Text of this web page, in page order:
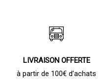
LIVRAISON OFFERTE
à partir de 100€ d’achats